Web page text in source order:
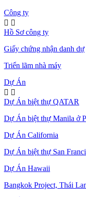
Công ty
 
Hồ Sơ công ty
Giấy chứng nhận danh dự
Triển lãm nhà máy
Dự Án
 
Dự Án biệt thự QATAR
Dự Án biệt thự Manila ở
Dự Án California
Dự Án biệt thự San
Dự Án Hawaii
Bangkok Project, Thái